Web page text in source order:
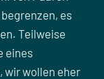
es
Teilweise
eines
wir wollen eher